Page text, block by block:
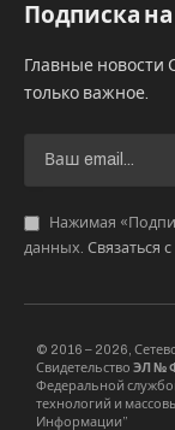
Подписка
Главные новости
только важное.
Нажимая
данных. Связаться
© 2016 – 2026,
Свидетельство ЭЛ №
Федеральной
технологий и
Информации”